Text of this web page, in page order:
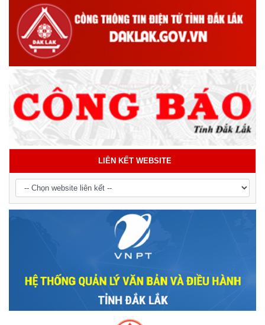
LIÊN KẾT WEBSITE